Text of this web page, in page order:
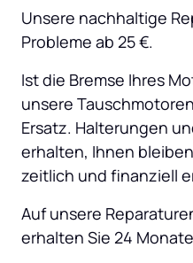
Unsere nachhaltige
Probleme ab 25 €.
Ist die Bremse Ihres
unsere
Ersatz. Halterungen
erhalten, Ihnen
zeitlich und finanziell
Auf unsere
erhalten Sie 24